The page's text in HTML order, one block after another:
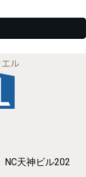
NC天神ビル202